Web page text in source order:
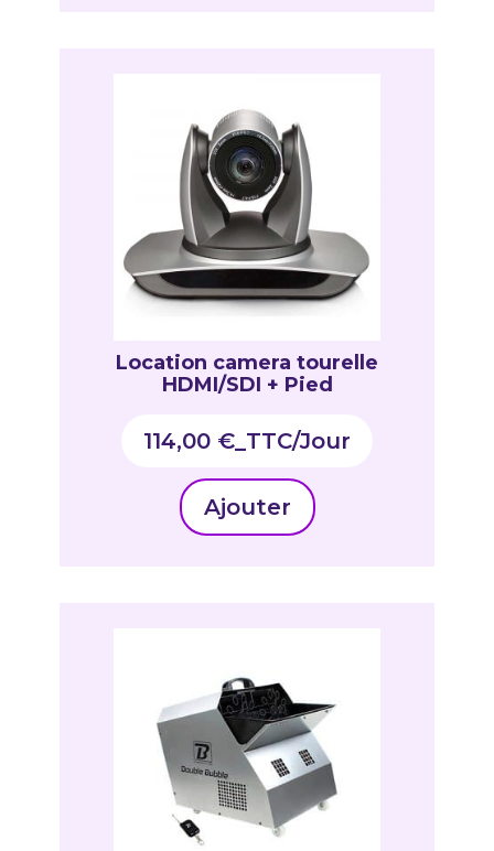
Location camera tourelle
HDMI/SDI + Pied
114,00 € _TTC
Ajouter